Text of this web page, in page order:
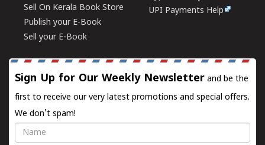
Sell On Kerala Book Store
Publish your E-Book
Sell your E-Book
UPI Payments Help
Sign Up for Our Weekly Newsletter and be the
first to receive our very latest promotions and special offers.
We don't spam!
Name